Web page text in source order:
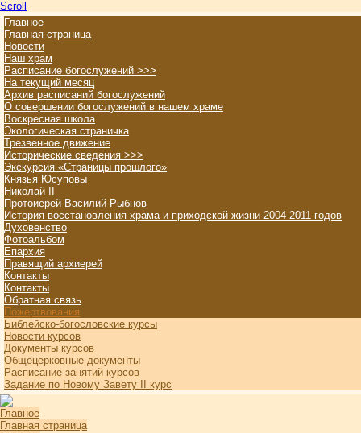
Scroll
Главное
Главная страница
Новости
Наш храм
Расписание богослужений >>>
На текущий месяц
Архив расписаний богослужений
О совершении богослужений в нашем храме
Воскресная школа
Экологическая страничка
Трезвенное движение
Исторические сведения >>>
Экскурсия «Страницы прошлого»
Князья Юсуповы
Николай II
Протоиерей Василий Рыбнов
История восстановления храма и приходской жизни 2004-2011 годов
Духовенство
Фотоальбом
Епархия
Правящий архиерей
Контакты
Контакты
Обратная связь
Пожертвования
Библейско-богословские курсы
Новости курсов
Документы курсов
Общецерковные документы
Расписание занятий курсов
Задание по Новому Завету II курс
Главное
Главная страница